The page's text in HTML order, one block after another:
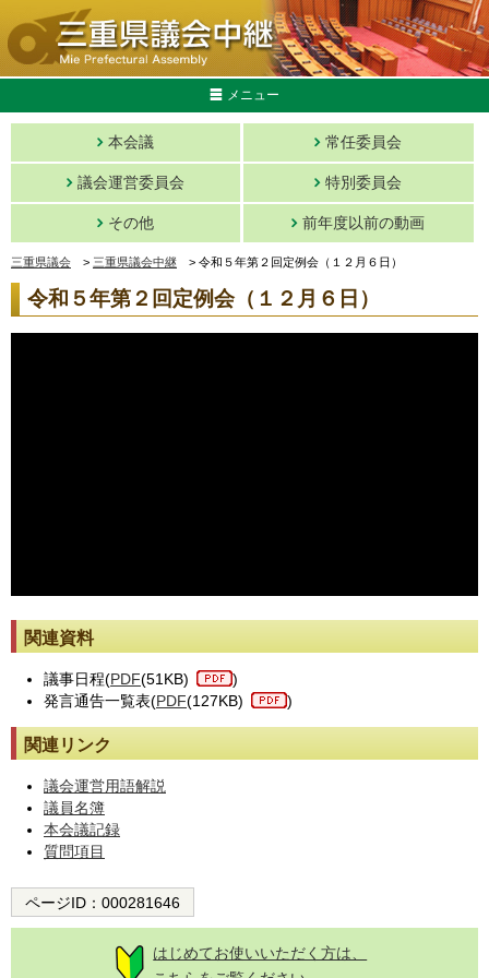
メニュー
本会議 常任委員会
議会運営委員会 特別委員会
その他 前年度以前の動画
三重県議会 > 三重県議会中継 > 令和５年第２回定例会（１２月６日）
令和５年第２回定例会（１２月６日）
関連資料
議事日程(PDF(51KB)
)
発言通告一覧表(PDF(127KB) )
関連リンク
議会運営用語解説
議員名簿
本会議記録
質問項目
ページID： 000281646
はじめてお使いいただく方は、